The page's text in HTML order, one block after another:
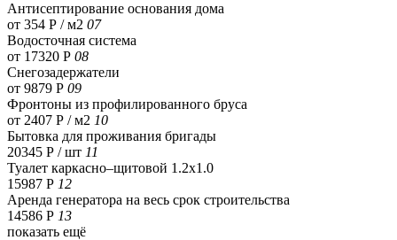
Антисептирование основания дома
от 354 Р / м2 07
Водосточная система
от 17320 Р 08
Снегозадержатели
от 9879 Р 09
Фронтоны из профилированного бруса
от 2407 Р / м2 10
Бытовка для проживания бригады
20345 Р / шт 11
Туалет каркасно–щитовой 1.2х1.0
15987 Р 12
Аренда генератора на весь срок строительства
14586 Р 13
показать ещё